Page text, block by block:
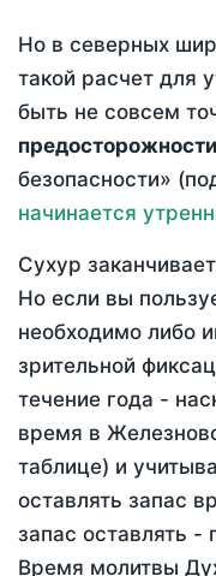
Но в северных
такой расчет для
быть не совсем
предосторожности
безопасности»
начинается
Сухур
Но если вы
необходимо либо
зрительной
течение года -
время в
таблице) и
оставлять запас
запас оставлять -
Время молитвы